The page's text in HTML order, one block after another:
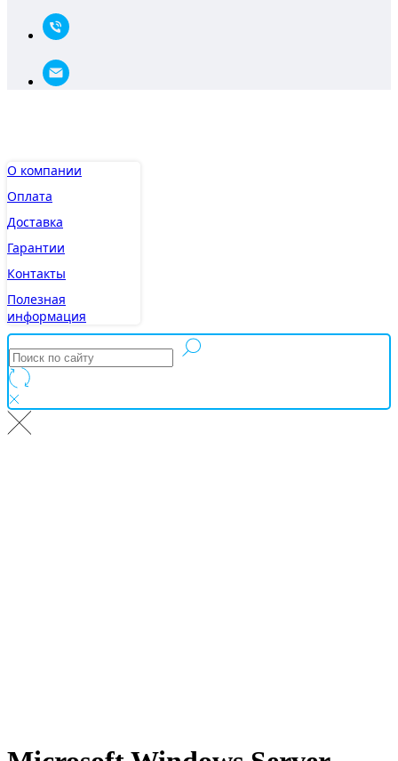
О компании
Оплата
Доставка
Гарантии
Контакты
Полезная
информация